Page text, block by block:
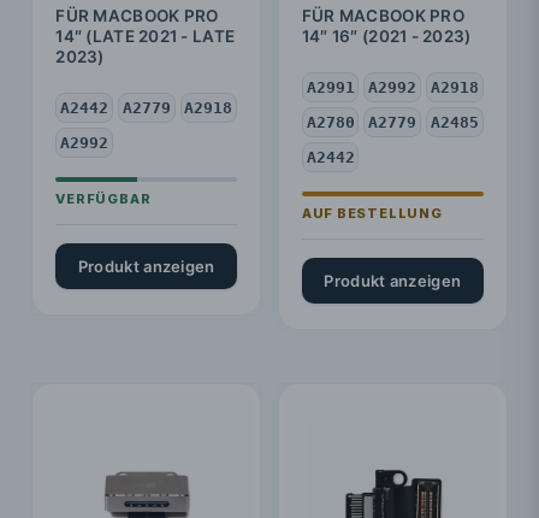
FÜR MACBOOK PRO
14″ (LATE 2021 - LATE
2023)
A2442 A2779
A2918
A2992
Produkt anzeigen
FÜR MACBOOK PRO
14″ 16″ (2021 - 2023)
A2991 A2992
A2918
A2780
A2779
A2485
A2442
Produkt anzeigen